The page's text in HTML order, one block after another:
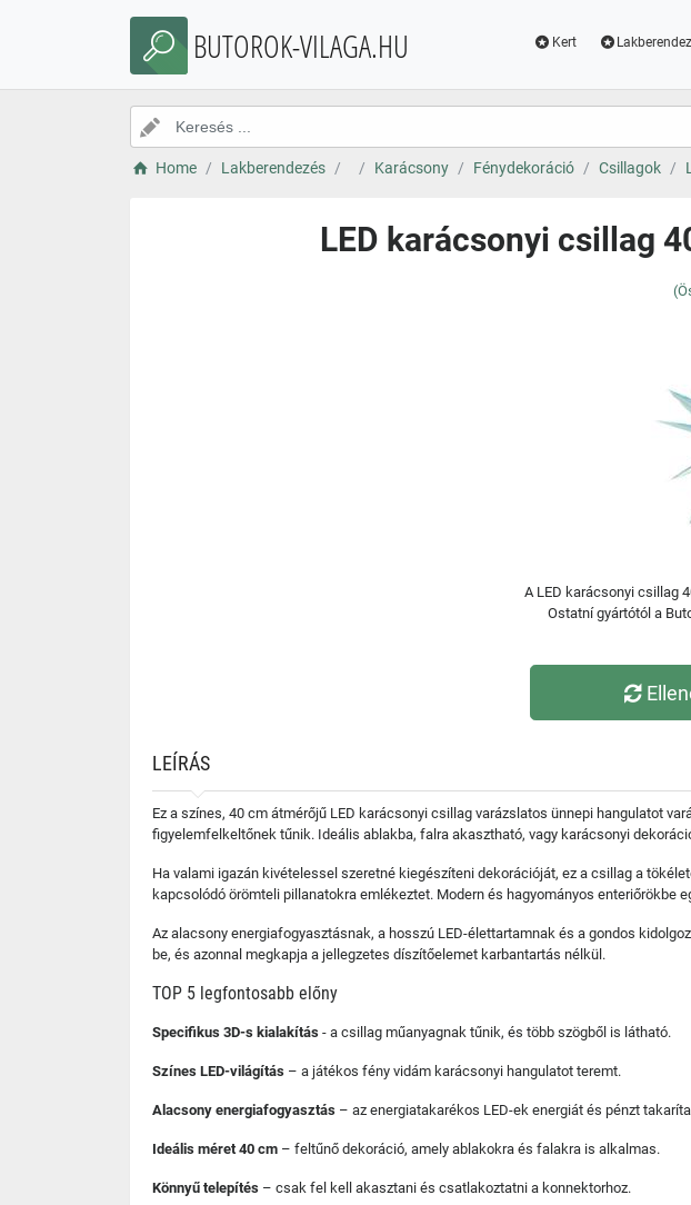
BUTOROK-VILAGA.HU Kert
Home Lakberendezés Karácsony Fénydekoráció Csillagok
LED karácsonyi csillag
A LED karácsonyi csillag
Ostatní gyártótól a
LEÍRÁS
Ez a színes, 40 cm átmérőjű LED karácsonyi csillag varázslatos ünnepi hangulatot
figyelemfelkeltőnek tűnik. Ideális ablakba, falra akasztható, vagy karácsonyi
Ha valami igazán kivételessel szeretné kiegészíteni dekorációját, ez a csillag a
kapcsolódó örömteli pillanatokra emlékeztet. Modern és hagyományos enteriőrökbe
Az alacsony energiafogyasztásnak, a hosszú LED-élettartamnak és a gondos
be, és azonnal megkapja a jellegzetes díszítőelemet karbantartás nélkül.
TOP 5 legfontosabb előny
Specifikus 3D-s kialakítás - a csillag műanyagnak tűnik, és több szögből is látható.
Színes LED-világítás – a játékos fény vidám karácsonyi hangulatot teremt.
Alacsony energiafogyasztás – az energiatakarékos LED-ek energiát és pénzt
Ideális méret 40 cm – feltűnő dekoráció, amely ablakokra és falakra is alkalmas.
Könnyű telepítés – csak fel kell akasztani és csatlakoztatni a konnektorhoz.